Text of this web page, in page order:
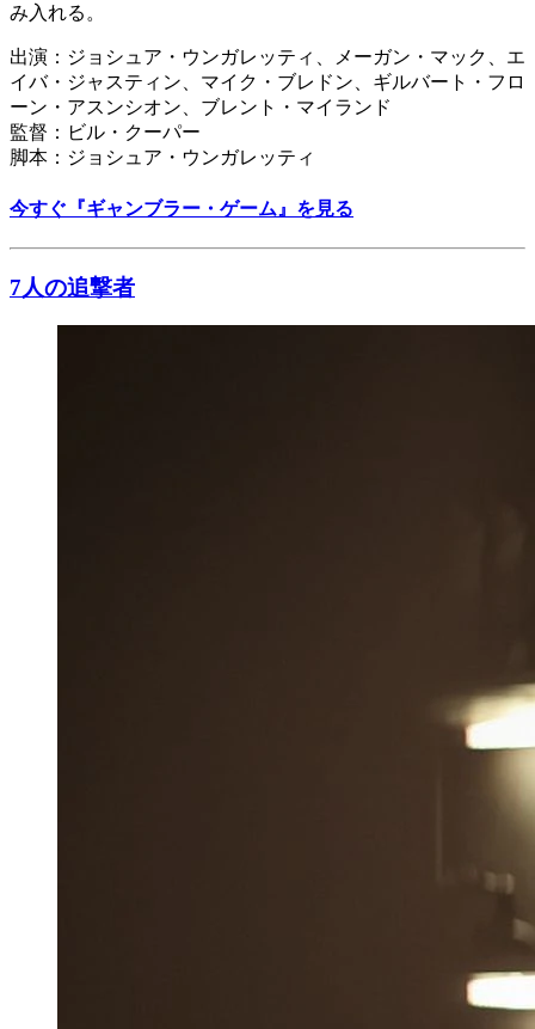
み入れる。
出演：ジョシュア・ウンガレッティ、メーガン・マック、エ
イバ・ジャスティン、マイク・ブレドン、ギルバート・フロ
ーン・アスンシオン、ブレント・マイランド
監督：ビル・クーパー
脚本：ジョシュア・ウンガレッティ
今すぐ『ギャンブラー・ゲーム』を見る
7人の追撃者